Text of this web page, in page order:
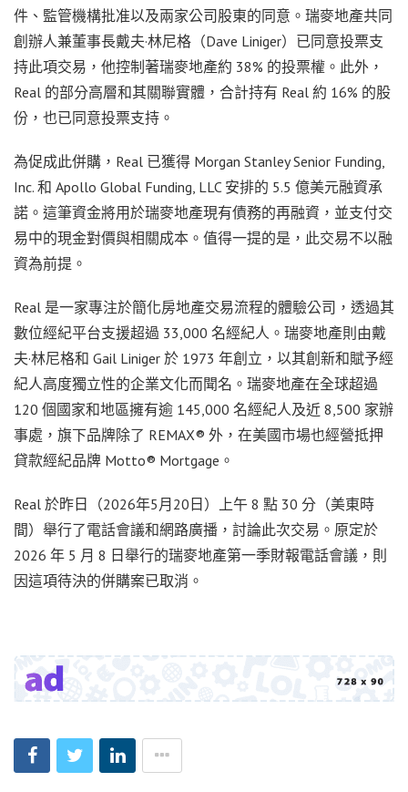
件、監管機構批准以及兩家公司股東的同意。瑞麥地產共同
創辦人兼董事長戴夫·林尼格（Dave Liniger）已同意投票支
持此項交易，他控制著瑞麥地產約 38% 的投票權。此外，
Real 的部分高層和其關聯實體，合計持有 Real 約 16% 的股
份，也已同意投票支持。
為促成此併購，Real 已獲得 Morgan Stanley Senior Funding,
Inc. 和 Apollo Global Funding, LLC 安排的 5.5 億美元融資承
諾。這筆資金將用於瑞麥地產現有債務的再融資，並支付交
易中的現金對價與相關成本。值得一提的是，此交易不以融
資為前提。
Real 是一家專注於簡化房地產交易流程的體驗公司，透過其
數位經紀平台支援超過 33,000 名經紀人。瑞麥地產則由戴
夫·林尼格和 Gail Liniger 於 1973 年創立，以其創新和賦予經
紀人高度獨立性的企業文化而聞名。瑞麥地產在全球超過
120 個國家和地區擁有逾 145,000 名經紀人及近 8,500 家辦
事處，旗下品牌除了 REMAX® 外，在美國市場也經營抵押
貸款經紀品牌 Motto® Mortgage。
Real 於昨日（2026年5月20日）上午 8 點 30 分（美東時
間）舉行了電話會議和網路廣播，討論此次交易。原定於
2026 年 5 月 8 日舉行的瑞麥地產第一季財報電話會議，則
因這項待決的併購案已取消。